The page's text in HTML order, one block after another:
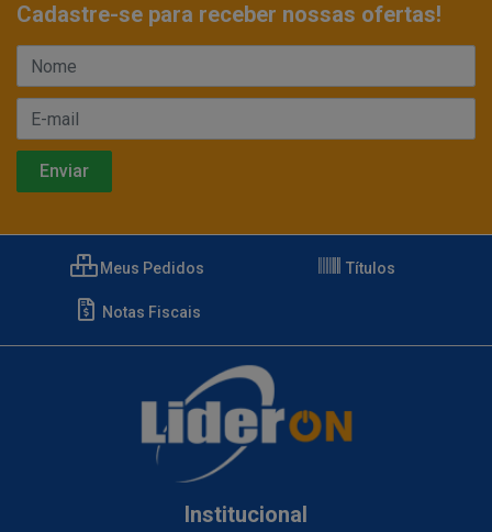
Cadastre-se para receber nossas ofertas!
Meus Pedidos Títulos
Notas Fiscais
Institucional